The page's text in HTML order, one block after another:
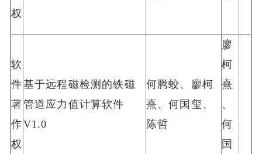
权
软
件
著
作
权
基于远程磁检测的铁磁
管道应力值计算软件
V1.0
何腾蛟、廖柯
熹、何国玺、
陈哲
廖
柯
熹
、
何
国